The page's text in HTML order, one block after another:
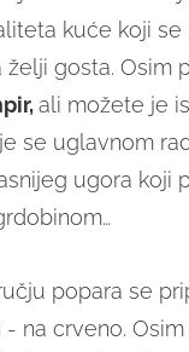
kuće koji se
gosta. Osim
ali možete je
se uglavnom
ugora koji
popara se
na crveno.